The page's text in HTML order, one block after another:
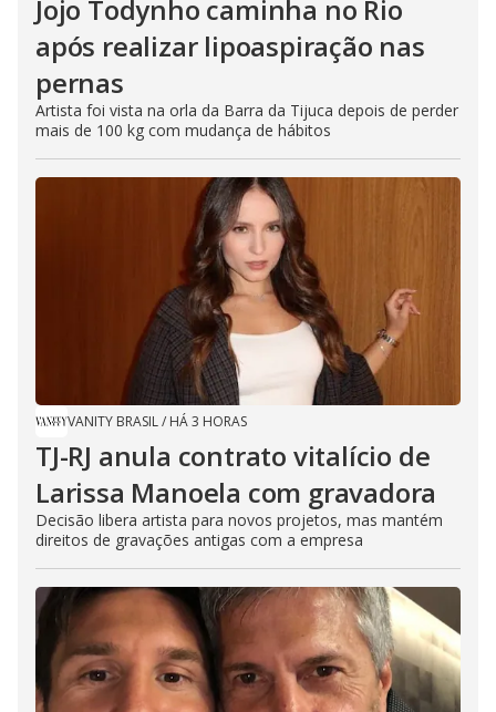
Jojo Todynho caminha no Rio
após realizar lipoaspiração nas
pernas
Artista foi vista na orla da Barra da Tijuca depois de perder
mais de 100 kg com mudança de hábitos
VANITY BRASIL/ HÁ 3 HORAS
TJ-RJ anula contrato vitalício de
Larissa Manoela com gravadora
Decisão libera artista para novos projetos, mas mantém
direitos de gravações antigas com a empresa